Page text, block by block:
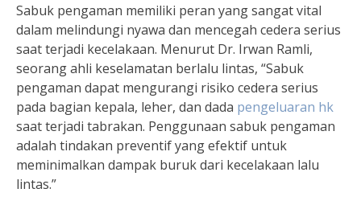
Sabuk pengaman memiliki peran yang sangat vital
dalam melindungi nyawa dan mencegah cedera serius
saat terjadi kecelakaan. Menurut Dr. Irwan Ramli,
seorang ahli keselamatan berlalu lintas, “Sabuk
pengaman dapat mengurangi risiko cedera serius
pada bagian kepala, leher, dan dada pengeluaran hk
saat terjadi tabrakan. Penggunaan sabuk pengaman
adalah tindakan preventif yang efektif untuk
meminimalkan dampak buruk dari kecelakaan lalu
lintas.”